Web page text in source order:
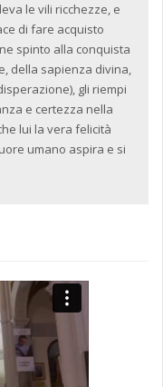
le vili ricchezze, e
di fare acquisto
spinto alla conquista
della sapienza divina,
gli riempi
e certezza nella
lui la vera felicità
umano aspira e si